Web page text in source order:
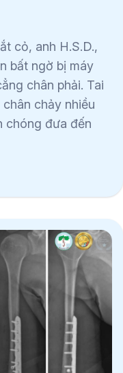
cỏ, anh H.S.D.,
bất ngờ bị máy
chân phải. Tai
chảy nhiều
chóng đưa đến